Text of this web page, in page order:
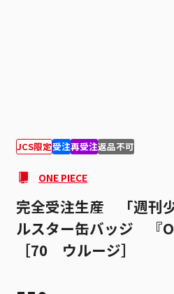
JCS限定受注再受注返品不可
ONE PIECE
完全受注生産 「週刊
ルスター缶バッジ 『
［70 ウルージ］